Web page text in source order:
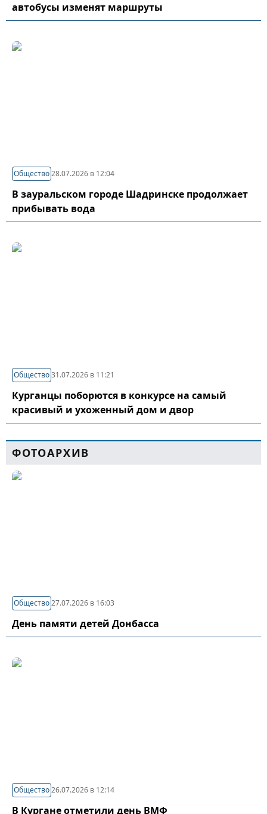
автобусы изменят маршруты
Общество28.07.2026 в 12:04
В зауральском городе Шадринске продолжает
прибывать вода
Общество31.07.2026 в 11:21
Курганцы поборются в конкурсе на самый
красивый и ухоженный дом и двор
ФОТОАРХИВ
Общество27.07.2026 в 16:03
День памяти детей Донбасса
Общество26.07.2026 в 12:14
В Кургане отметили день ВМФ